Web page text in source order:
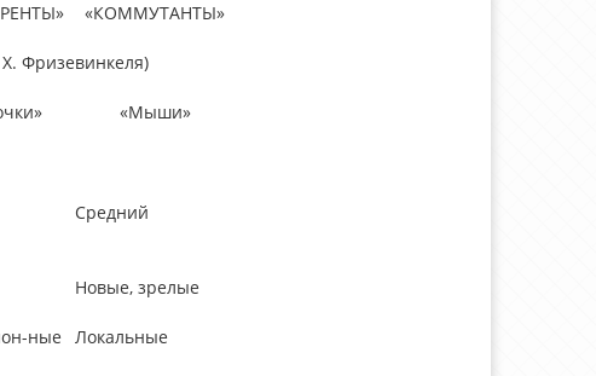
«КОММУТАНТЫ»
Фризевинкеля)
«Мыши»
Средний
Новые, зрелые
ные Локальные